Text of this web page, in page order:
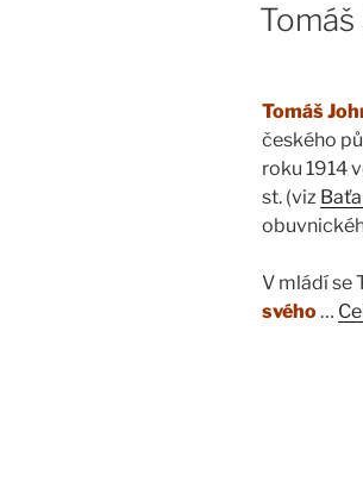
Tomáš
českého
roku 1914
st. (viz
V mládí se
svého…